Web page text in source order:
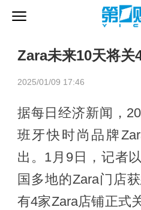
Zara未来10天将关
2025/01/09 17:46
据每日经济新闻，
班牙快时尚品牌
出。1月9日，记者
国多地的Zara门店
有4家Zara店铺正式